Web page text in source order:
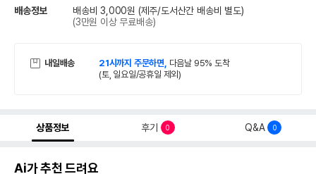
배송정보 배송비 3,000원 (제주/도서산간 배송비 별도)
(3만원 이상 무료배송)
내일배송 21시까지 주문하면, 다음날 95% 도착
(토, 일요일/공휴일 제외)
상품정보 후기 0 Q&A 0
Ai가 추천 드려요